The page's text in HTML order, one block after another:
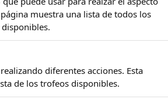
muestra una lista de todos los
diferentes acciones. Esta
de los trofeos disponibles.